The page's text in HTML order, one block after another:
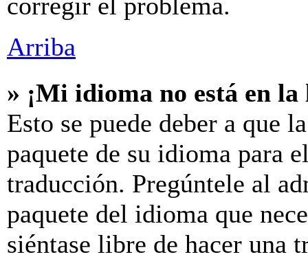
Arriba
» ¡Mi idioma no está en
Esto se puede deber a que
paquete de su idioma para
traducción. Pregúntele al
paquete del idioma que
siéntase libre de hacer una